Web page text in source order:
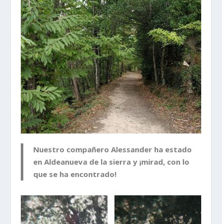
Nuestro compañero Alessander ha estado
en Aldeanueva de la sierra y ¡mirad, con lo
que se ha encontrado!